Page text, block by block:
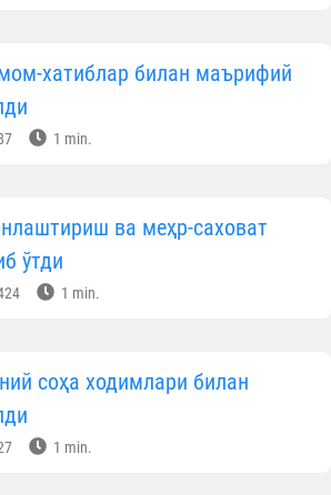
хатиблар билан маърифий
1 min.
ва меҳр-саховат
ўтди
1 min.
соҳа ходимлари билан
1 min.